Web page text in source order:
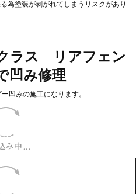
ペア｜アルミパネ
み修理